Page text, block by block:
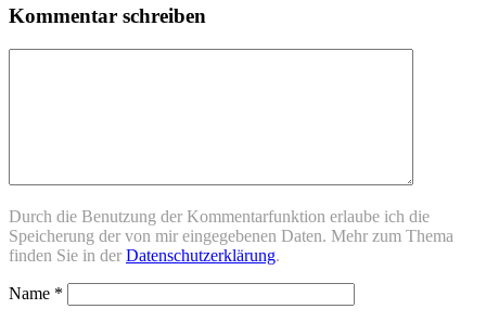
Kommentar schreiben
Durch die Benutzung der Kommentarfunktion erlaube ich die
Speicherung der von mir eingegebenen Daten. Mehr zum Thema
finden Sie in der Datenschutzerklärung.
Name *